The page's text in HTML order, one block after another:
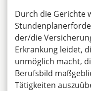
Durch die Gerichte
der/die
Erkrankung leidet,
unmöglich macht,
Berufsbild
Tätigkeiten